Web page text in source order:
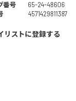
番号
65-24-48606
4571429811387
リストに登録する